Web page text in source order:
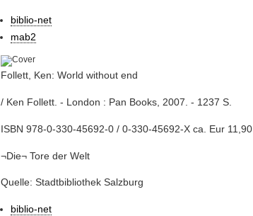
biblio-net
mab2
Follett, Ken: World without end
/ Ken Follett. - London : Pan Books, 2007. - 1237 S.
ISBN 978-0-330-45692-0 / 0-330-45692-X ca. Eur 11,90
¬Die¬ Tore der Welt
Quelle: Stadtbibliothek Salzburg
biblio-net